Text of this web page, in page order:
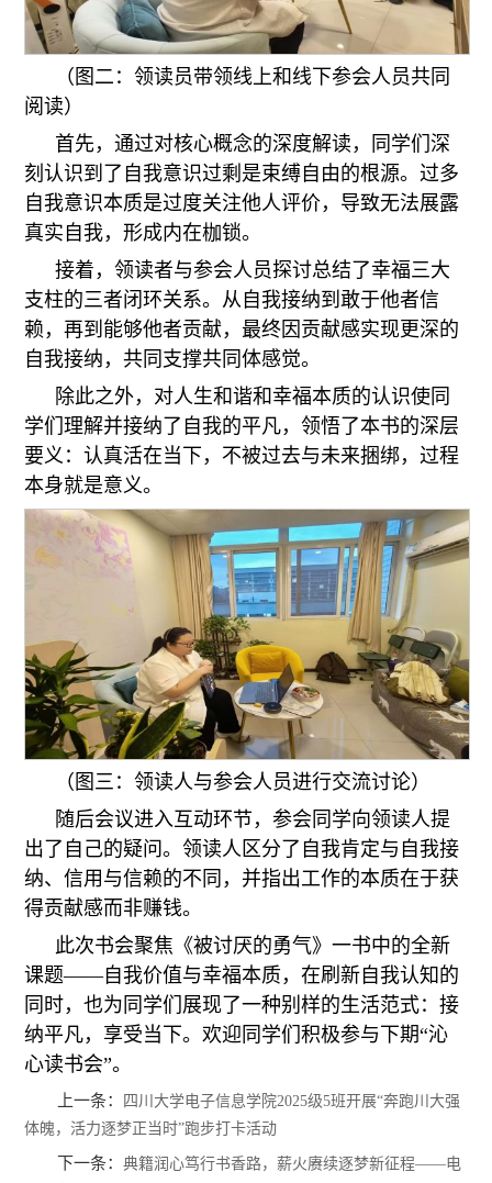
（图二：领读员带领线上和线下参会人员共同
阅读）
首先，通过对核心概念的深度解读，同学们深
刻认识到了自我意识过剩是束缚自由的根源。过多
自我意识本质是过度关注他人评价，导致无法展露
真实自我，形成内在枷锁。
接着，领读者与参会人员探讨总结了幸福三大
支柱的三者闭环关系。从自我接纳到敢于他者信
赖，再到能够他者贡献，最终因贡献感实现更深的
自我接纳，共同支撑共同体感觉。
除此之外，对人生和谐和幸福本质的认识使同
学们理解并接纳了自我的平凡，领悟了本书的深层
要义：认真活在当下，不被过去与未来捆绑，过程
本身就是意义。
（图三：领读人与参会人员进行交流讨论）
随后会议进入互动环节，参会同学向领读人提
出了自己的疑问。领读人区分了自我肯定与自我接
纳、信用与信赖的不同，并指出工作的本质在于获
得贡献感而非赚钱。
此次书会聚焦《被讨厌的勇气》一书中的全新
课题——自我价值与幸福本质，在刷新自我认知的
同时，也为同学们展现了一种别样的生活范式：接
纳平凡，享受当下。欢迎同学们积极参与下期“沁
心读书会”。
上一条：
四川大学电子信息学院2025级5班开展“奔跑川大强
体魄，活力逐梦正当时”跑步打卡活动
下一条：典籍润心笃行书香路，薪火赓续逐梦新征程——电